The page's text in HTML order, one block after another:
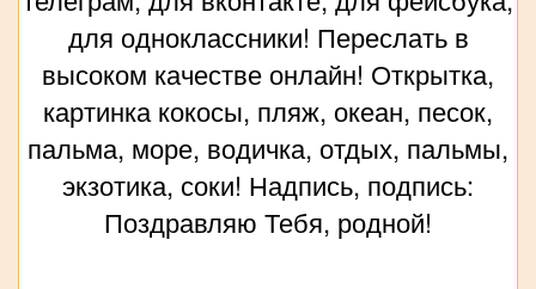
для одноклассники! Переслать в
высоком качестве онлайн! Открытка,
картинка кокосы, пляж, океан, песок,
пальма, море, водичка, отдых, пальмы,
экзотика, соки! Надпись, подпись:
Поздравляю Тебя, родной!